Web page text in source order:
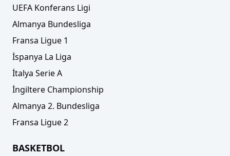
UEFA Konferans Ligi
Almanya Bundesliga
Fransa Ligue 1
İspanya La Liga
İtalya Serie A
İngiltere Championship
Almanya 2. Bundesliga
Fransa Ligue 2
BASKETBOL